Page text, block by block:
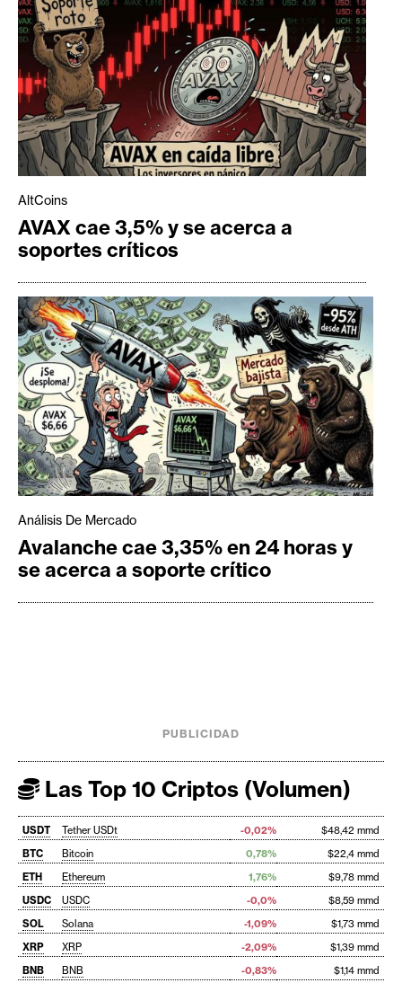
AltCoins
AVAX cae 3,5% y se acerca a
soportes críticos
Análisis De Mercado
Avalanche cae 3,35% en 24 horas y
se acerca a soporte crítico
PUBLICIDAD
Las Top 10 Criptos (Volumen)
USDT Tether USDt -0,02%
$48,42 mmd
BTC
Bitcoin 0,78%
$22,4 mmd
ETH
Ethereum 1,76%
$9,78 mmd
USDC
USDC -0,0%
$8,59 mmd
SOL
Solana -1,09%
$1,73 mmd
XRP
XRP -2,09%
$1,39 mmd
BNB
BNB -0,83% $1,14 mmd